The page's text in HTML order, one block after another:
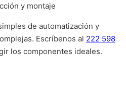
y montaje
de automatización y
Escríbenos al 222 598
los componentes ideales.